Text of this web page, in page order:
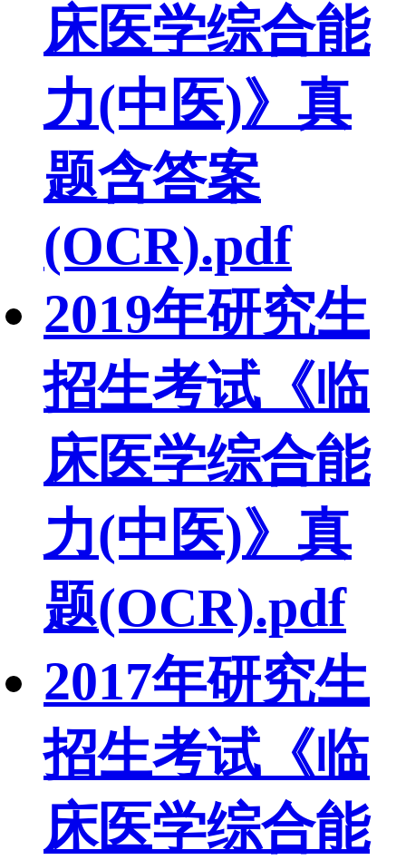
床医学综合能
力(中医)》真
题含答案
(OCR).pdf
2019年研究生
招生考试《临
床医学综合能
力(中医)》真
题(OCR).pdf
2017年研究生
招生考试《临
床医学综合能